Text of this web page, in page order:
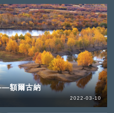
額爾古納
2022-03-10